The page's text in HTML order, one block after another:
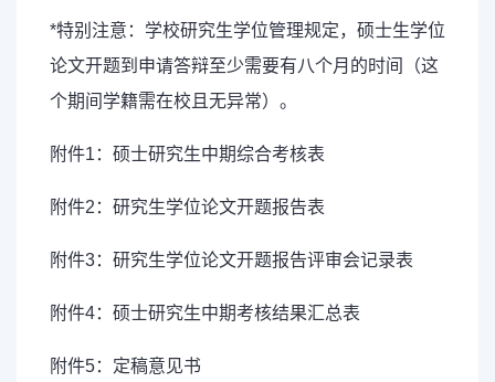
*特别注意：学校研究生学位管理规定，硕士生学位
论文开题到申请答辩至少需要有八个月的时间（这
个期间学籍需在校且无异常）。
附件1：硕士研究生中期综合考核表
附件2：研究生学位论文开题报告表
附件3：研究生学位论文开题报告评审会记录表
附件4：硕士研究生中期考核结果汇总表
附件5：定稿意见书